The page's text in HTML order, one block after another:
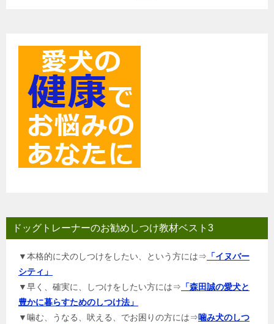
ドッグトレーナーのお勧めしつけ教材ベスト3
▼本格的に犬のしつけをしたい、という方には⇒ 「イヌバー
シティ」
▼早く、確実に、しつけをしたい方には⇒ 「森田誠の愛犬と
豊かに暮らすためのしつけ法」
▼噛む、うなる、吠える、でお困りの方には⇒噛み犬のしつ